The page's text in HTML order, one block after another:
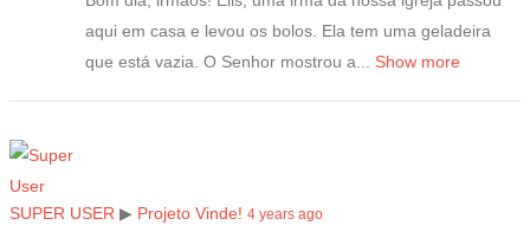
aqui em casa e levou os bolos. Ela tem uma geladeira
que está vazia. O Senhor mostrou a...
Show more
SUPER USER ▶ Projeto Vinde! 4 years ago